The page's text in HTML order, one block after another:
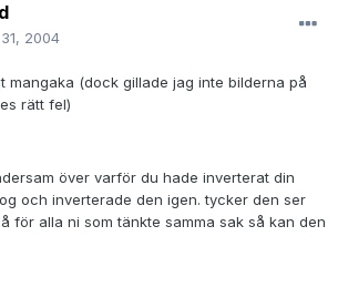
2004
mangaka (dock gillade jag inte bilderna på
rätt fel)
över varför du hade inverterat din
och inverterade den igen. tycker den ser
för alla ni som tänkte samma sak så kan den